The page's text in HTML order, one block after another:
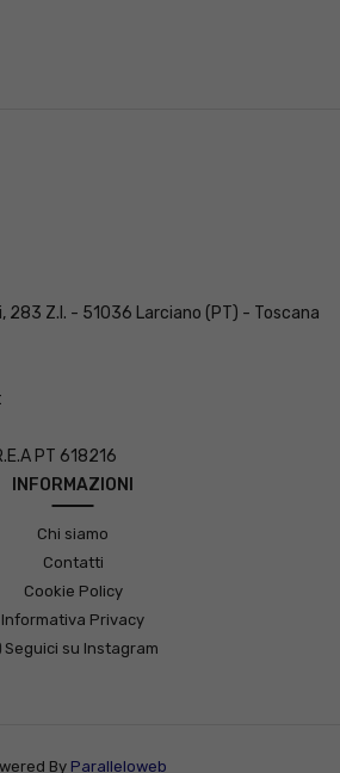
283 Z.I. - 51036 Larciano (PT) - Toscana
PT 618216
INFORMAZIONI
Chi siamo
Contatti
Cookie Policy
Informativa Privacy
Seguici su Instagram
By Paralleloweb